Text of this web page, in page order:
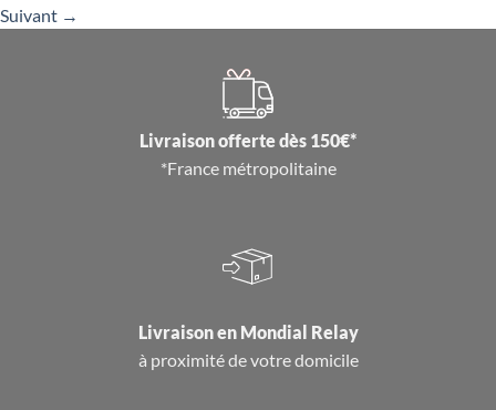
Suivant →
Livraison offerte dès 150€*
*France métropolitaine
Livraison en Mondial Relay
à proximité de votre domicile